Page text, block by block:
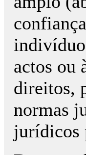
actos ou
direitos,
normas
jurídicos